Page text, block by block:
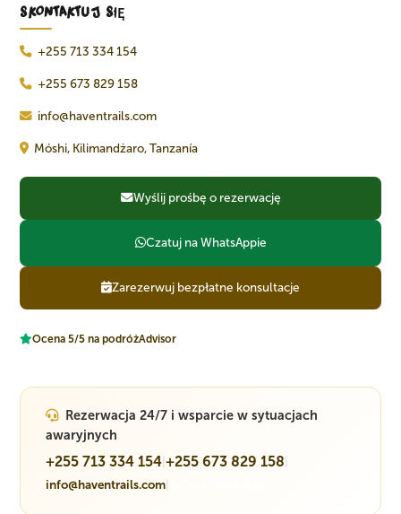
SKONTAKTUJ SIĘ
+255 713 334 154
+255 673 829 158
info@haventrails.com
Móshi, Kilimandżaro, Tanzanía
Wyślij prośbę o rezerwację
Czatuj na WhatsAppie
Zarezerwuj bezpłatne konsultacje
Ocena 5/5 na podróżAdvisor
Rezerwacja 24/7 i wsparcie w sytuacjach
awaryjnych
+255 713 334 154 |+255 673 829 158
info@haventrails.com